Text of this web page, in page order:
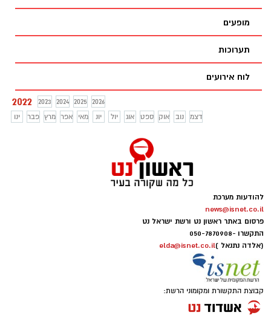
הסטרימינג בעולם. בשבוע הראשון לעלייתה
צפייה.
מופעים
תערוכות
לוח אירועים
2022 2023 2024 2025
2026
ינו
פבר מרץ אפר מאי יונ יול אוג ספט אוק נוב דצמ
להודעות מערכת
news@isnet.co.il
פרסום באתר ראשון נט ורשת ישראל נט
התקשרו -050-7870908
(אלדה נתנאל )elda@isnet.co.il
קבוצת התקשורת ומקומוני הרשת: